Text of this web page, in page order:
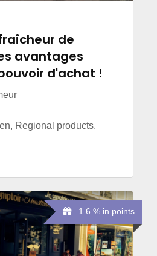
de
avantages
d'achat !
Regional products,
1.6 % in points